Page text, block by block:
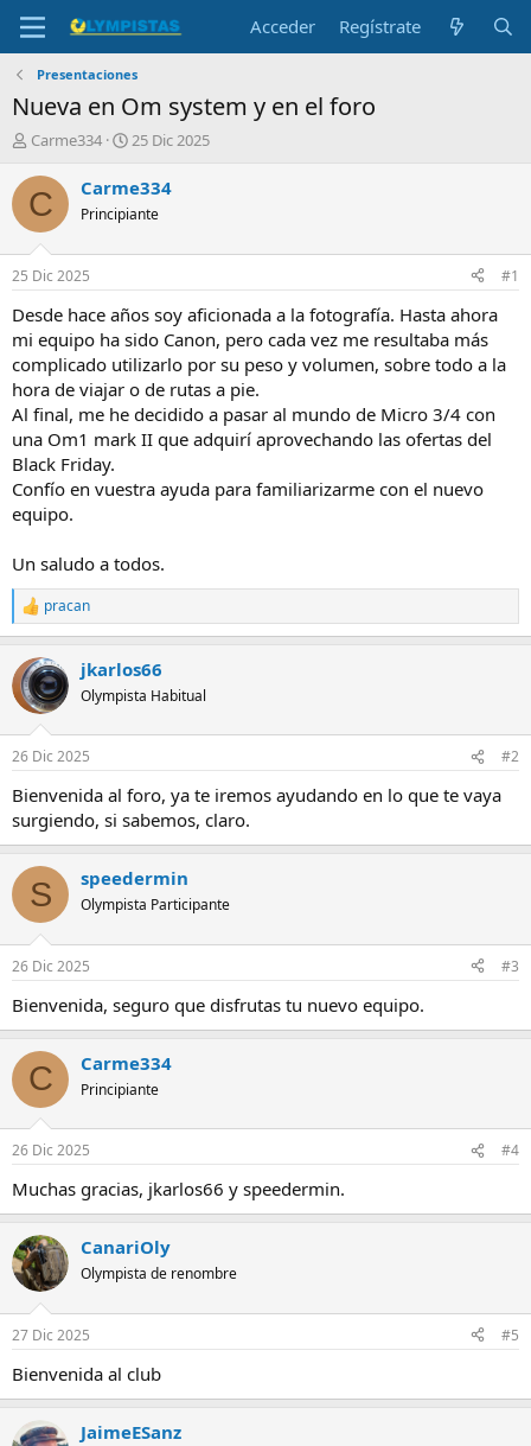
Acceder Regístrate
Presentaciones
Nueva en Om system y en el foro
I
i
c
a
d
o
r
d
e
l
t
e
m
a
Carme334
F
c
a
i
n
c
i
o
25 Dic 2025
C Carme334
Principiante
25 Dic 2025 #1
Desde hace años soy aficionada a la fotografía. Hasta ahora
mi equipo ha sido Canon, pero cada vez me resultaba más
complicado utilizarlo por su peso y volumen, sobre todo a la
hora de viajar o de rutas a pie.
Al final, me he decidido a pasar al mundo de Micro 3/4 con
una Om1 mark II que adquirí aprovechando las ofertas del
Black Friday.
Confío en vuestra ayuda para familiarizarme con el nuevo
equipo.
Un saludo a todos.
R
e
c
c
i
e
:
pracan
jkarlos66
Olympista Habitual
26 Dic 2025 #2
Bienvenida al foro, ya te iremos ayudando en lo que te vaya
surgiendo, si sabemos, claro.
S speedermin
Olympista Participante
26 Dic 2025 #3
Bienvenida, seguro que disfrutas tu nuevo equipo.
C Carme334
Principiante
26 Dic 2025 #4
Muchas gracias, jkarlos66 y speedermin.
CanariOly
Olympista de renombre
27 Dic 2025 #5
Bienvenida al club
JaimeESanz